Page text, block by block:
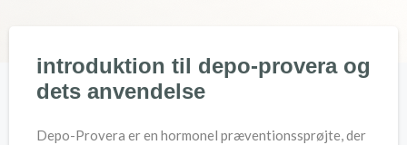
introduktion til depo-provera og
dets anvendelse
Depo-Provera er en hormonel præventionssprøjte, der